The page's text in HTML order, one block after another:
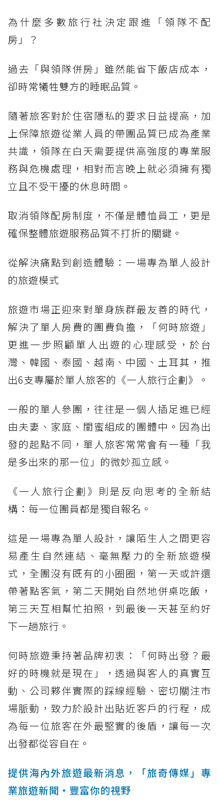
為什麼多數旅行社決定跟進「領隊不配
房」？
過去「與領隊併房」雖然能省下飯店成本，
卻時常犧牲雙方的睡眠品質。
隨著旅客對於住宿隱私的要求日益提高，加
上保障旅遊從業人員的帶團品質已成為產業
共識，領隊在白天需要提供高強度的專業服
務與危機處理，相對而言晚上就必須擁有獨
立且不受干擾的休息時間。
取消領隊配房制度，不僅是體恤員工，更是
確保整體旅遊服務品質不打折的關鍵。
從解決痛點到創造體驗：一場專為單人設計
的旅遊模式
旅遊市場正迎來對單身族群最友善的時代，
解決了單人房費的團費負擔，「何時旅遊」
更進一步照顧單人出遊的心理感受，於台
灣、韓國、泰國、越南、中國、土耳其，推
出6支專屬於單人旅客的《一人旅行企劃》。
一般的單人參團，往往是一個人插足進已經
由夫妻、家庭、閨蜜組成的團體中。因為出
發的起點不同，單人旅客常常會有一種「我
是多出來的那一位」的微妙孤立感。
《一人旅行企劃》則是反向思考的全新結
構：每一位團員都是獨自報名。
這是一場專為單人設計，讓陌生人之間更容
易產生自然連結、毫無壓力的全新旅遊模
式，全團沒有既有的小圈圈，第一天或許還
帶著點客氣，第二天開始自然地併桌吃飯，
第三天互相幫忙拍照，到最後一天甚至約好
下一趟旅行。
何時旅遊秉持著品牌初衷：「何時出發？最
好的時機就是現在」，透過與客人的真實互
動、公司夥伴實際的踩線經驗、密切關注市
場脈動，致力於設計出貼近客戶的行程，成
為每一位旅客在外最堅實的後盾，讓每一次
出發都從容自在。
提供海內外旅遊最新消息，「旅奇傳媒」專
業旅遊新聞‧豐富你的視野